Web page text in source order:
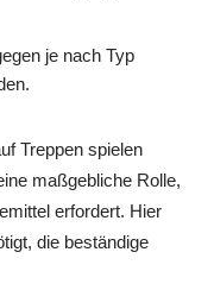
je nach Typ
Treppen spielen
maßgebliche Rolle,
erfordert. Hier
die beständige